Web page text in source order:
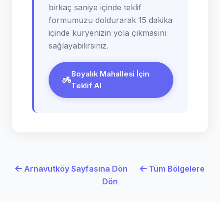
birkaç saniye içinde teklif
formumuzu doldurarak 15 dakika
içinde kuryenizin yola çıkmasını
sağlayabilirsiniz.
Boyalık Mahallesi İçin
Teklif Al
Arnavutköy Sayfasına Dön
Tüm Bölgelere
Dön